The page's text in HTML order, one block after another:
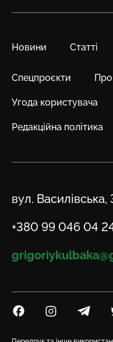
Новини Статті
Спецпроєкти
Угода користувача
Редакційна політика
Адреса
вул.
Телефон
+380 99 046 04
Email
Посилання на Facebook
Посилання на